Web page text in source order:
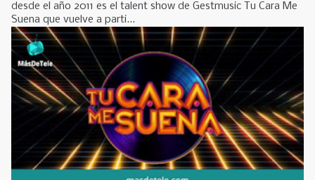
desde el año 2011 es el talent show de Gestmusic Tu Cara Me
Suena que vuelve a parti...